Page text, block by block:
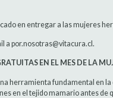
en entregar a las mujeres
a por.nosotras@vitacura.cl.
EN EL MES DE LA
herramienta fundamental en
en el tejido mamario antes de